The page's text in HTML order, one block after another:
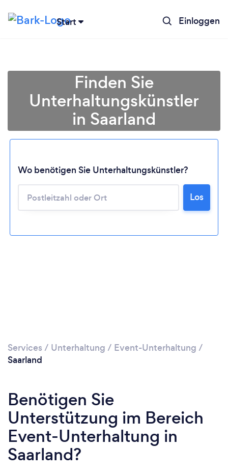
Start Einloggen
Lädt ...
Bitte warten ...
Finden Sie
Unterhaltungskünstler
in Saarland
Wo benötigen Sie Unterhaltungskünstler?
Los
Services / Unterhaltung / Event-Unterhaltung /
Saarland
Benötigen Sie
Unterstützung im Bereich
Event-Unterhaltung in
Saarland?